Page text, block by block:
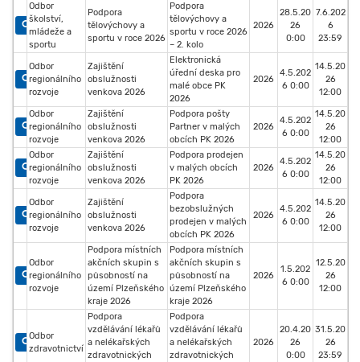
Odbor
školství,
mládeže a
sportu
Podpora
tělovýchovy a
sportu v roce 2026
Podpora
tělovýchovy a
sportu v roce 2026
– 2. kolo
2026
28.5.20
26
0:00
7.6.202
6
23:59
Odbor
regionálního
rozvoje
Zajištění
obslužnosti
venkova 2026
Elektronická
úřední deska pro
malé obce PK
2026
2026
4.5.202
6 0:00
14.5.20
26
12:00
Odbor
regionálního
rozvoje
Zajištění
obslužnosti
venkova 2026
Podpora pošty
Partner v malých
obcích PK 2026
2026
4.5.202
6 0:00
14.5.20
26
12:00
Odbor
regionálního
rozvoje
Zajištění
obslužnosti
venkova 2026
Podpora prodejen
v malých obcích
PK 2026
2026
4.5.202
6 0:00
14.5.20
26
12:00
Odbor
regionálního
rozvoje
Zajištění
obslužnosti
venkova 2026
Podpora
bezobslužných
prodejen v malých
obcích PK 2026
2026
4.5.202
6 0:00
14.5.20
26
12:00
Odbor
regionálního
rozvoje
Podpora místních
akčních skupin s
působností na
území Plzeňského
kraje 2026
Podpora místních
akčních skupin s
působností na
území Plzeňského
kraje 2026
2026
1.5.202
6 0:00
12.5.20
26
12:00
Odbor
zdravotnictví
Podpora
vzdělávání lékařů
a nelékařských
zdravotnických
Podpora
vzdělávání lékařů
a nelékařských
zdravotnických
2026
20.4.20
26
0:00
31.5.20
26
23:59